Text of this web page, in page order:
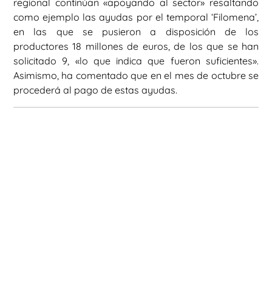
como ejemplo las ayudas por el temporal ‘Filomena’,
en las que se pusieron a disposición de los
productores 18 millones de euros, de los que se han
solicitado 9, «lo que indica que fueron suficientes».
Asimismo, ha comentado que en el mes de octubre se
procederá al pago de estas ayudas.